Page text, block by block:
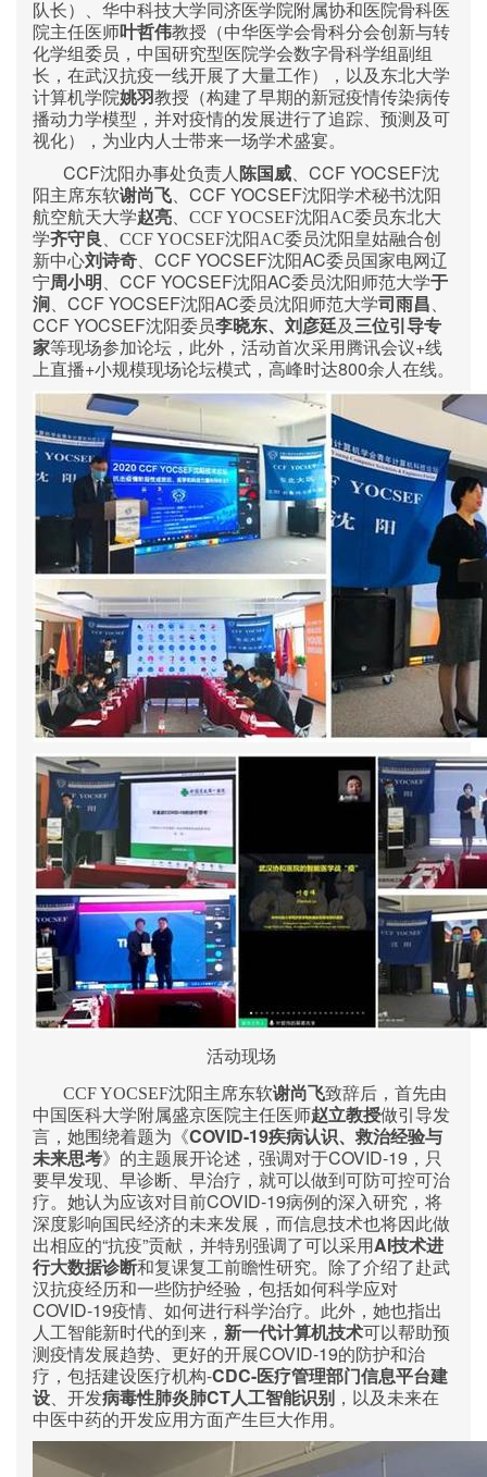
队长）、华中科技大学同济医学院附属协和医院骨科医
院主任医师叶哲伟教授（中华医学会骨科分会创新与转
化学组委员，中国研究型医院学会数字骨科学组副组
长，在武汉抗疫一线开展了大量工作），以及东北大学
计算机学院姚羽教授（构建了早期的新冠疫情传染病传
播动力学模型，并对疫情的发展进行了追踪、预测及可
视化），为业内人士带来一场学术盛宴。
CCF沈阳办事处负责人 陈国威 CCF YOCSEF沈
阳主席东软谢尚飞 CCF YOCSEF沈阳学术秘书沈阳
航空航天大学赵亮 CCF YOCSEF沈阳 AC委员东北大
学齐守良 CCF YOCSEF沈阳 AC委员沈阳皇姑融合创
新中心刘诗奇 CCF YOCSEF沈阳AC委员国家电网辽
宁周小明 CCF YOCSEF沈阳AC委员沈阳师范大学于
涧
CCF YOCSEF沈阳AC委员沈阳师范大学司雨昌
CCF YOCSEF沈阳委员李晓东、刘彦廷及 三位引导专
家等现场参加论坛，此外，活动首次采用腾讯会议+线
上直播+小规模现场论坛模式，高峰时达800余人在线。
活动现场
CCF YOCSEF沈阳主席东软谢尚飞致辞后，首先由
中国医科大学附属盛京医院主任医师赵立教授做引导发
言，她围绕着题为《COVID-19疾病认识、救治经验与
未来思考》的主题展开论述，强调对于COVID-19 ，只
要早发现、早诊断、早治疗，就可以做到可防可控可治
疗。她认为应该对目前COVID-19病例的深入研究，将
深度影响国民经济的未来发展，而信息技术也将因此做
出相应的“抗疫”贡献，并特别强调了可以采用AI技术进
行大数据诊断和复课复工前瞻性研究。除了介绍了赴武
汉抗疫经历和一些防护经验，包括如何科学应对
COVID-19疫情、如何进行科学治疗。此外，她也指出
人工智能新时代的到来， 新一代计算机技术可以帮助预
测疫情发展趋势、更好的开展COVID-19的防护和治
疗，包括建设医疗机构-CDC-医疗管理部门信息平台建
设 、开发病毒性肺炎肺CT人工智能识别 ，以及未来在
中医中药的开发应用方面产生巨大作用。